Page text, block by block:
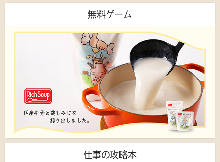
無料ゲーム
仕事の攻略本